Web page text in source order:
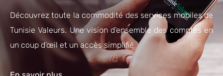
Découvrez toute la commodité des services mobiles de
Tunisie Valeurs. Une vision d’ensemble des comptes en
un coup d’œil et un accès simplifié